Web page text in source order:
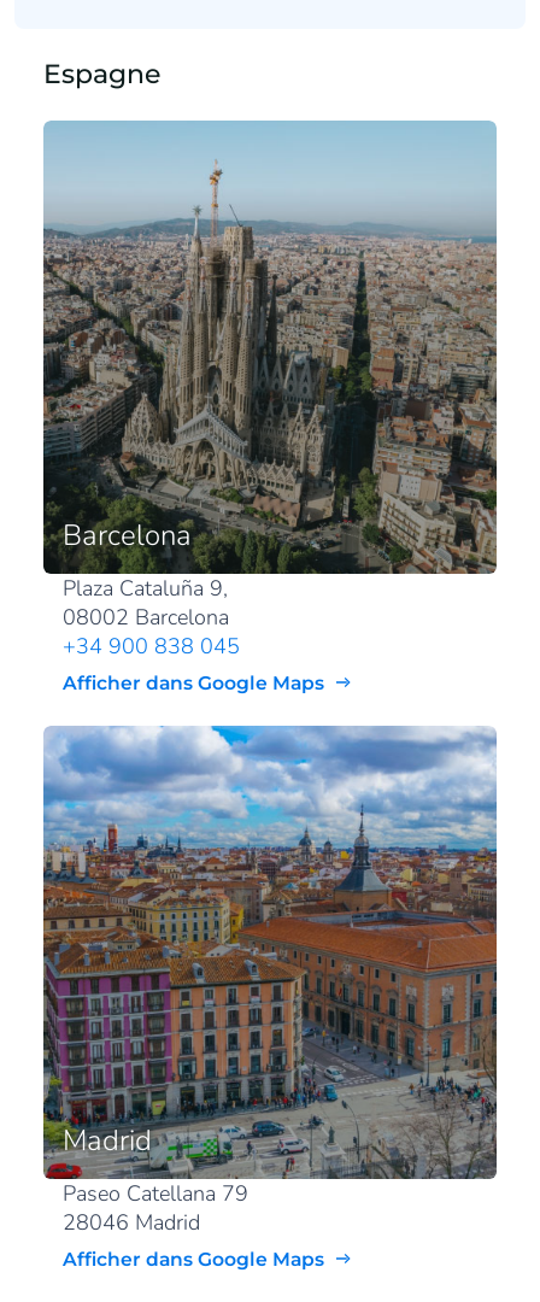
Espagne
Barcelona
Plaza Cataluña 9,
08002 Barcelona
+34 900 838 045
Afficher dans Google Maps
Madrid
Paseo Catellana 79
28046 Madrid
Afficher dans Google Maps